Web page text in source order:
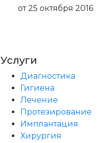
от 25 октября 2016
Услуги
Диагностика
Гигиена
Лечение
Протезирование
Имплантация
Хирургия